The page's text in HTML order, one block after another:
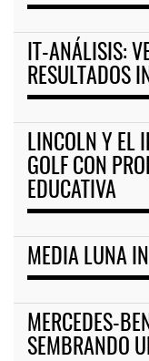
IT-ANÁLISIS:
RESULTADOS
LINCOLN Y EL
GOLF CON
EDUCATIVA
MEDIA LUNA
MERCEDES-
SEMBRANDO